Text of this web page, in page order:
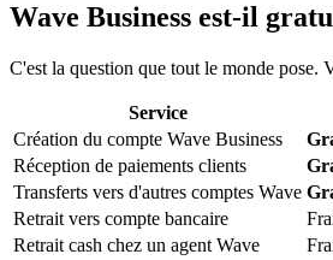
Wave Business est-il
C'est la question que tout le monde pose.
Service
Création du compte Wave Business
Réception de paiements clients
Transferts vers d'autres comptes Wave
Retrait vers compte bancaire
Retrait cash chez un agent Wave